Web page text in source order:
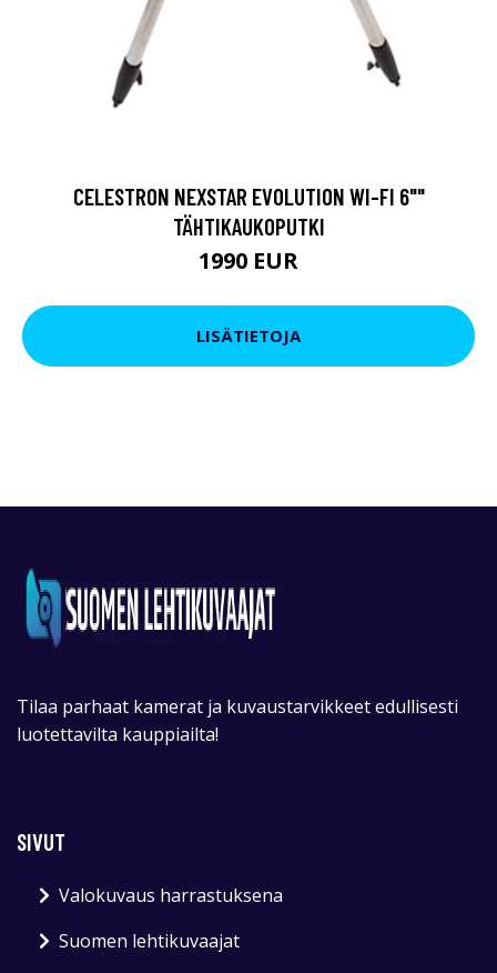
CELESTRON NEXSTAR EVOLUTION WI-FI 6""
TÄHTIKAUKOPUTKI
1990 EUR
LISÄTIETOJA
Tilaa parhaat kamerat ja kuvaustarvikkeet edullisesti
luotettavilta kauppiailta!
SIVUT
Valokuvaus harrastuksena
Suomen lehtikuvaajat